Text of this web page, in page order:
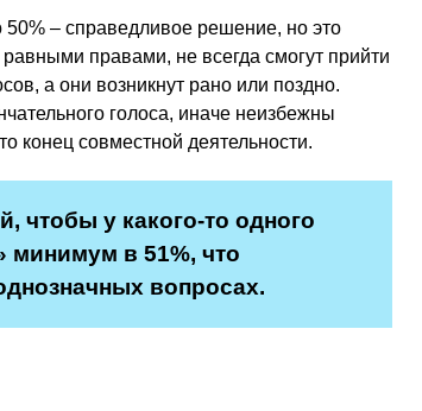
– справедливое решение, но это
правами, не всегда смогут прийти
а они возникнут рано или поздно.
голоса, иначе неизбежны
конец совместной деятельности.
чтобы у какого-то одного
минимум в 51%, что
вопросах.